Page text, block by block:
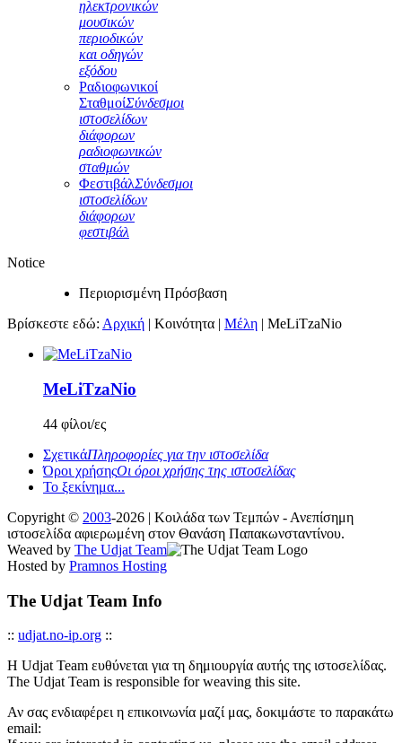
ηλεκτρονικών
μουσικών
περιοδικών
και οδηγών
εξόδου
Ραδιοφωνικοί
ΣταθμοίΣύνδεσμοι
ιστοσελίδων
διάφορων
ραδιοφωνικών
σταθμών
ΦεστιβάλΣύνδεσμοι
ιστοσελίδων
διάφορων
φεστιβάλ
Notice
Περιορισμένη Πρόσβαση
Βρίσκεστε εδώ: Αρχική | Κοινότητα | Μέλη | MeLiTzaNio
MeLiTzaNio
44 φίλοι/ες
ΣχετικάΠληροφορίες για την ιστοσελίδα
Όροι χρήσηςΟι όροι χρήσης της ιστοσελίδας
Το ξεκίνημα...
Copyright © 2003-2026 | Κοιλάδα των Τεμπών - Ανεπίσημη
ιστοσελίδα αφιερωμένη στον Θανάση Παπακωνσταντίνου.
Weaved by The Udjat Team
Hosted by Pramnos Hosting
The Udjat Team Info
:: udjat.no-ip.org ::
Η Udjat Team ευθύνεται για τη δημιουργία αυτής της ιστοσελίδας.
The Udjat Team is responsible for weaving this site.
Αν σας ενδιαφέρει η επικοινωνία μαζί μας, δοκιμάστε το παρακάτω
email: